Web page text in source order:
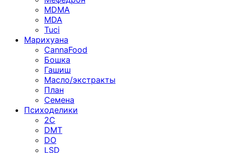
MDMA
MDA
Tuci
Марихуана
CannaFood
Бошка
Гашиш
Масло/экстракты
План
Семена
Психоделики
2C
DMT
DO
LSD